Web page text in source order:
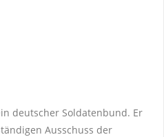
deutscher Soldatenbund. Er
Ausschuss der